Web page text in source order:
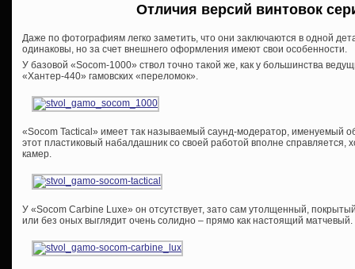
Отличия версий винтовок
Даже по фотографиям легко заметить, что они заключаются в одной
одинаковы, но за счет внешнего оформления имеют свои особенности.
У базовой «Socom-1000» ствол точно такой же, как у большинства
«Хантер-440» гамовских «переломок».
«Socom Tactical» имеет так называемый саунд-модератор, именуемый
этот пластиковый набалдашник со своей работой вполне справляется,
камер.
У «Socom Carbine Luxe» он отсутствует, зато сам утолщенный,
или без оных выглядит очень солидно – прямо как настоящий матчевый.